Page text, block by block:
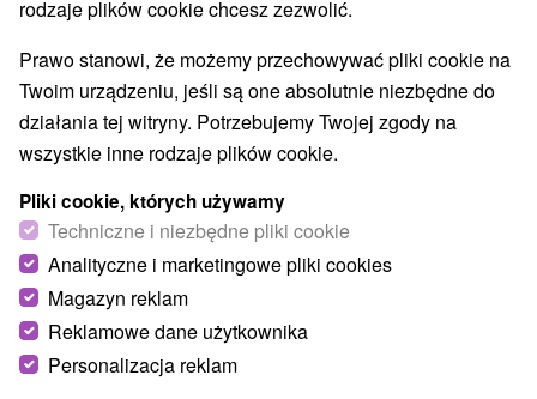
1.
Tatry Relax & Fun: Pobyt z nieograniczonym
dostępem do Centrum Relaksu i rozrywką dla
całej rodziny
Hotel Slovan★★★
rodzaje plików cookie chcesz zezwolić.
Prawo stanowi, że możemy przechowywać pliki cookie na
Twoim urządzeniu, jeśli są one absolutnie niezbędne do
działania tej witryny. Potrzebujemy Twojej zgody na
wszystkie inne rodzaje plików cookie.
Pliki cookie, których używamy
Techniczne i niezbędne pliki cookie
Analityczne i marketingowe pliki cookies
Magazyn reklam
Reklamowe dane użytkownika
Personalizacja reklam